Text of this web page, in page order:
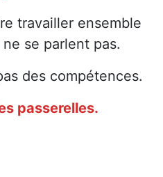
travailler ensemble
se parlent pas.
des compétences.
passerelles.